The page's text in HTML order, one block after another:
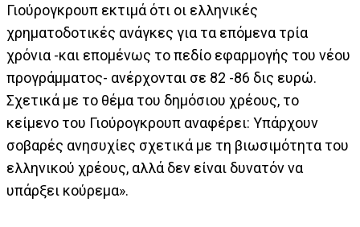
Γιούρογκρουπ εκτιμά ότι οι ελληνικές
χρηματοδοτικές ανάγκες για τα επόμενα τρία
χρόνια -και επομένως το πεδίο εφαρμογής του νέου
προγράμματος- ανέρχονται σε 82 -86 δις ευρώ.
Σχετικά με το θέμα του δημόσιου χρέους, το
κείμενο του Γιούρογκρουπ αναφέρει: Υπάρχουν
σοβαρές ανησυχίες σχετικά με τη βιωσιμότητα του
ελληνικού χρέους, αλλά δεν είναι δυνατόν να
υπάρξει κούρεμα».